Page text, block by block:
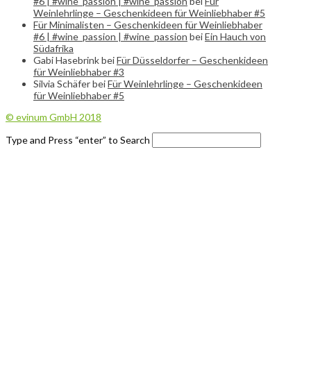
Weinlehrlinge – Geschenkideen für Weinliebhaber #5
Für Minimalisten – Geschenkideen für Weinliebhaber
#6 | #wine_passion | #wine_passion beiEin Hauch von
Südafrika
Gabi HasebrinkbeiFür Düsseldorfer – Geschenkideen
für Weinliebhaber #3
Silvia SchäferbeiFür Weinlehrlinge – Geschenkideen
für Weinliebhaber #5
© evinum GmbH 2018
Type and Press “enter” to Search